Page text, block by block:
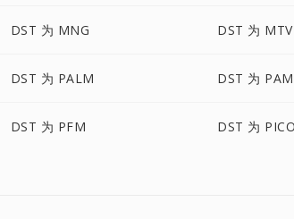
DST 为 MNG DST 为 MTV
DST 为 PALM DST 为 PAM
DST 为 PFM DST 为